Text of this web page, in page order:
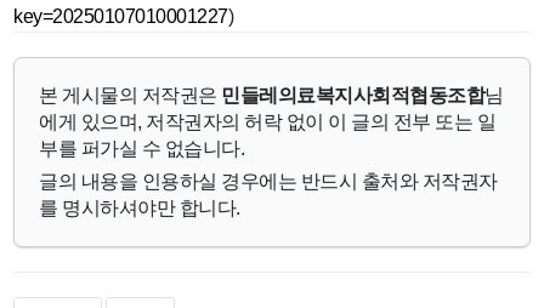
key=20250107010001227)
본 게시물의 저작권은 민들레의료복지사회적협동조합님
에게 있으며, 저작권자의 허락 없이 이 글의 전부 또는 일
부를 퍼가실 수 없습니다.
글의 내용을 인용하실 경우에는 반드시 출처와 저작권자
를 명시하셔야만 합니다.